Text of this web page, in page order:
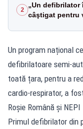
2
„Un
câştigat pentru
Un program național
defibrilatoare semi-
toată țara, pentru a
cardio-respirator, a
Roşie Română şi
Primul defibrilator din